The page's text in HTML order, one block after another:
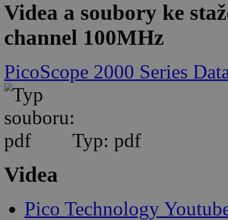
Videa a soubory ke
channel 100MHz
PicoScope 2000 Series
Typ: pdf
Videa
Pico Technology